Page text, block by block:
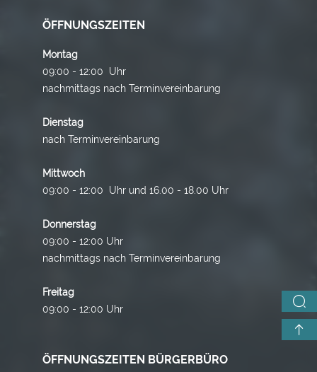
ÖFFNUNGSZEITEN
Montag
09:00 - 12:00 Uhr
nachmittags nach Terminvereinbarung
Dienstag
nach Terminvereinbarung
Mittwoch
09:00 - 12:00 Uhr und 16.00 - 18.00 Uhr
Donnerstag
09:00 - 12:00 Uhr
nachmittags nach Terminvereinbarung
Freitag
09:00 - 12:00 Uhr
ÖFFNUNGSZEITEN BÜRGERBÜRO